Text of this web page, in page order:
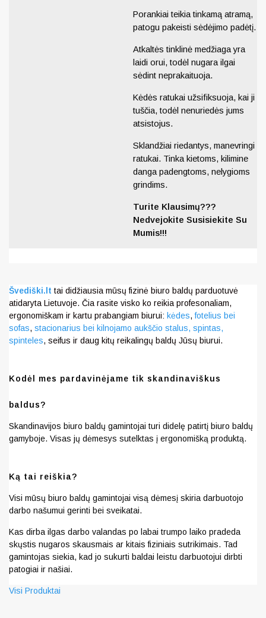
Porankiai teikia tinkamą atramą,
patogu pakeisti sėdėjimo padėtį.
Atkaltės tinklinė medžiaga yra
laidi orui, todėl nugara ilgai
sėdint neprakaituoja.
Kėdės ratukai užsifiksuoja, kai ji
tuščia, todėl nenuriedės jums
atsistojus.
Sklandžiai riedantys, manevringi
ratukai. Tinka kietoms, kilimine
danga padengtoms, nelygioms
grindims.
Turite Klausimų???
Nedvejokite Susisiekite Su
Mumis!!!
Švediški.lt tai didžiausia mūsų fizinė biuro baldų parduotuvė
atidaryta Lietuvoje. Čia rasite visko ko reikia profesonaliam,
ergonomiškam ir kartu prabangiam biurui: kėdes,fotelius bei
sofas, stacionarius bei kilnojamo aukščio stalus, spintas,
spinteles, seifus ir daug kitų reikalingų baldų Jūsų biurui.
Kodėl mes pardavinėjame tik skandinaviškus
baldus?
Skandinavijos biuro baldų gamintojai turi didelę patirtį biuro baldų
gamyboje. Visas jų dėmesys sutelktas į ergonomišką produktą.
Ką tai reiškia?
Visi mūsų biuro baldų gamintojai visą dėmesį skiria darbuotojo
darbo našumui gerinti bei sveikatai.
Kas dirba ilgas darbo valandas po labai trumpo laiko pradeda
skųstis nugaros skausmais ar kitais fiziniais sutrikimais. Tad
gamintojas siekia, kad jo sukurti baldai leistu darbuotojui dirbti
patogiai ir našiai.
Visi Produktai